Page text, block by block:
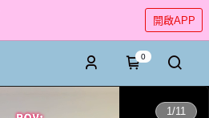
開啟APP
0
1/11